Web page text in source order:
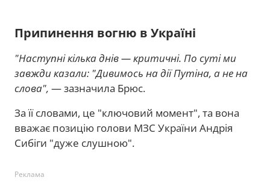
Припинення вогню в Україні
"Наступні кілька днів — критичні. По суті ми
завжди казали: "Дивимось на дії Путіна, а не на
слова", — зазначила Брюс.
За її словами, це "ключовий момент", та вона
вважає позицію голови МЗС України Андрія
Сибіги "дуже слушною".
Реклама